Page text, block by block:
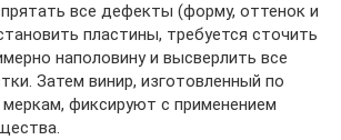
все дефекты (форму, оттенок и
пластины, требуется сточить
наполовину и высверлить все
Затем винир, изготовленный по
фиксируют с применением